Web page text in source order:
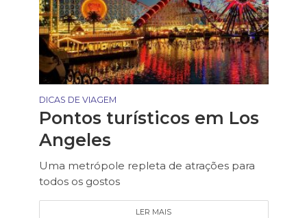
DICAS DE VIAGEM
Pontos turísticos em Los
Angeles
Uma metrópole repleta de atrações para
todos os gostos
LER MAIS